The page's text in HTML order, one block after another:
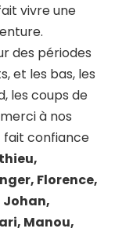
vivre une
des périodes
et les bas, les
les coups de
à nos
fait confiance
Florence,
Johan,
Manou,